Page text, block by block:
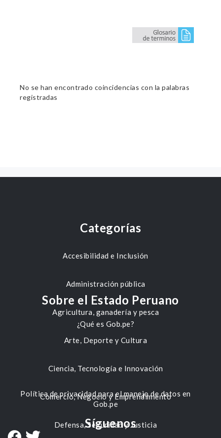
No se han encontrado coincidencias con la palabras
registradas
Categorías
Accesibilidad e Inclusión
Administración pública
Agricultura, ganadería y pesca
Arte, Deporte y Cultura
Ciencia, Tecnología e Innovación
Comercio, Negocio y Emprendimiento
Defensa, Seguridad y Justicia
Sobre el Estado Peruano
¿Qué es Gob.pe?
Política de privacidad para el manejo de datos en
Gob.pe
Síguenos